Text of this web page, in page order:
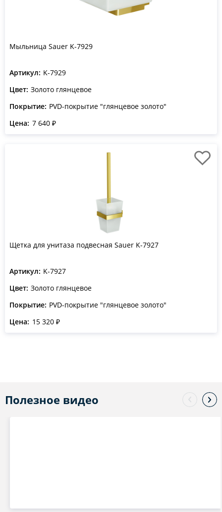
Мыльница Sauer K-7929
Артикул: K-7929
Цвет: Золото глянцевое
Покрытие: PVD-покрытие "глянцевое золото"
Цена: 7 640 ₽
Щетка для унитаза подвесная Sauer K-7927
Артикул: K-7927
Цвет: Золото глянцевое
Покрытие: PVD-покрытие "глянцевое золото"
Цена: 15 320 ₽
Полезное видео